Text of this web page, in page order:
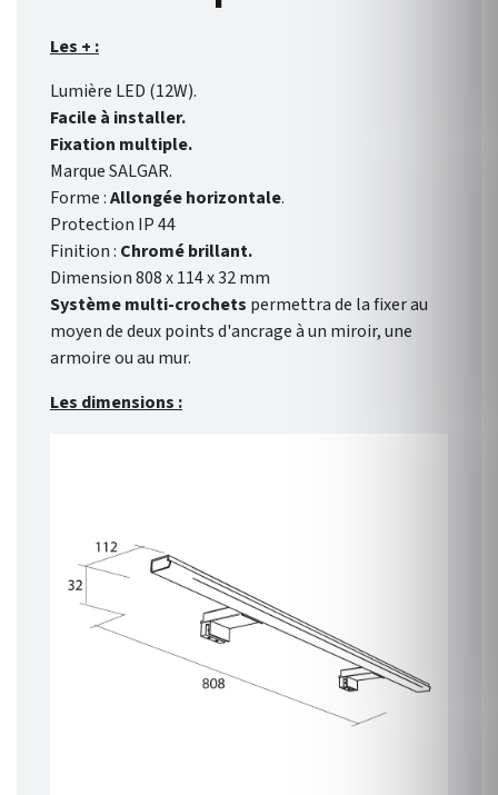
Les + :
Lumière LED (12W).
Facile à installer.
Fixation multiple.
Marque SALGAR.
Forme :Allongée horizontale.
Protection IP 44
Finition : Chromé brillant.
Dimension 808 x 114 x 32 mm
Système multi-crochets permettra de la fixer au
moyen de deux points d'ancrage à un miroir, une
armoire ou au mur.
Les dimensions :